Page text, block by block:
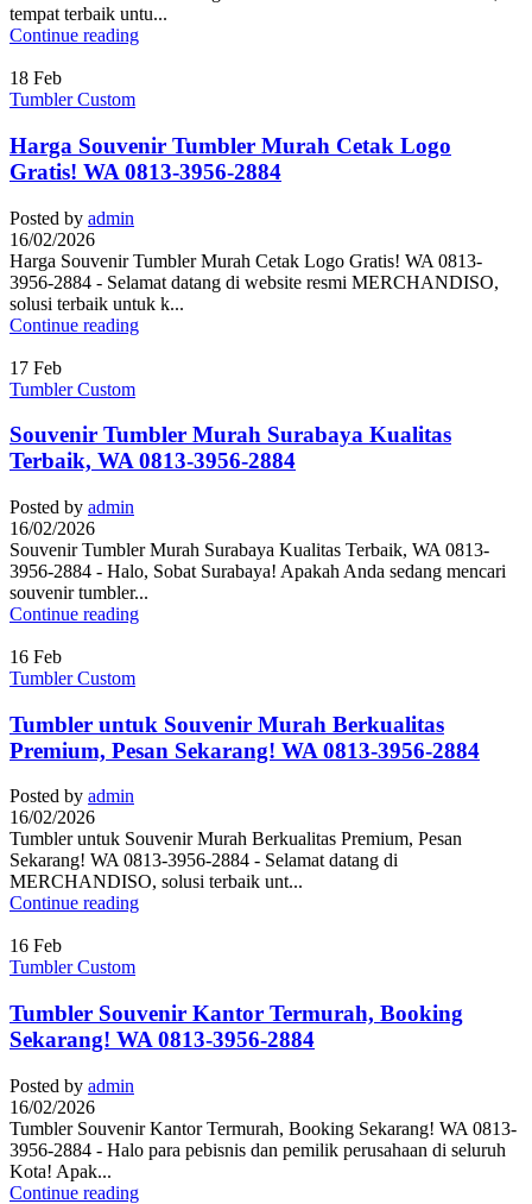
tempat terbaik untu...
Continue reading
18 Feb
Tumbler Custom
Harga Souvenir Tumbler Murah Cetak Logo
Gratis! WA 0813-3956-2884
Posted by admin
16/02/2026
Harga Souvenir Tumbler Murah Cetak Logo Gratis! WA 0813-
3956-2884 - Selamat datang di website resmi MERCHANDISO,
solusi terbaik untuk k...
Continue reading
17 Feb
Tumbler Custom
Souvenir Tumbler Murah Surabaya Kualitas
Terbaik, WA 0813-3956-2884
Posted by admin
16/02/2026
Souvenir Tumbler Murah Surabaya Kualitas Terbaik, WA 0813-
3956-2884 - Halo, Sobat Surabaya! Apakah Anda sedang mencari
souvenir tumbler...
Continue reading
16 Feb
Tumbler Custom
Tumbler untuk Souvenir Murah Berkualitas
Premium, Pesan Sekarang! WA 0813-3956-2884
Posted by admin
16/02/2026
Tumbler untuk Souvenir Murah Berkualitas Premium, Pesan
Sekarang! WA 0813-3956-2884 - Selamat datang di
MERCHANDISO, solusi terbaik unt...
Continue reading
16 Feb
Tumbler Custom
Tumbler Souvenir Kantor Termurah, Booking
Sekarang! WA 0813-3956-2884
Posted by admin
16/02/2026
Tumbler Souvenir Kantor Termurah, Booking Sekarang! WA 0813-
3956-2884 - Halo para pebisnis dan pemilik perusahaan di seluruh
Kota! Apak...
Continue reading